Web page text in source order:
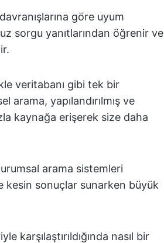
göre uyum
sorgu yanıtlarından öğrenir ve
veritabanı gibi tek bir
arama, yapılandırılmış ve
kaynağa erişerek size daha
arama sistemleri
kesin sonuçlar sunarken büyük
karşılaştırıldığında nasıl bir